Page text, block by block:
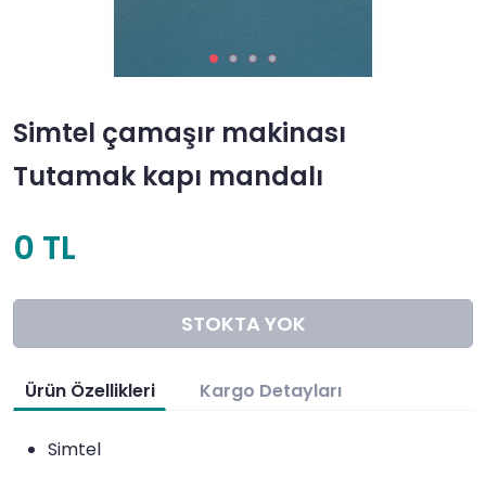
Simtel çamaşır makinası
Tutamak kapı mandalı
0 TL
STOKTA YOK
Ürün Özellikleri Kargo Detayları
Simtel